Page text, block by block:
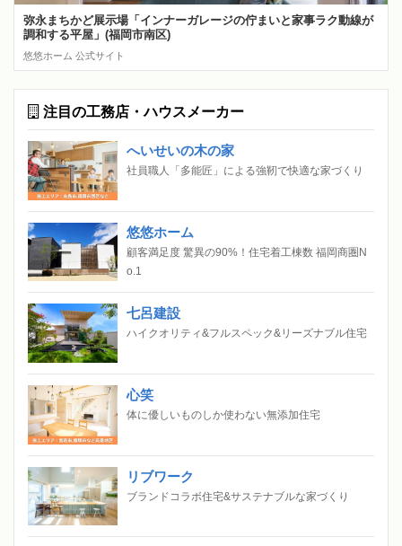
弥永まちかど展示場「インナーガレージの佇まいと家事ラク動線が
調和する平屋」(福岡市南区)
悠悠ホーム 公式サイト
注目の工務店・ハウスメーカー
へいせいの木の家
社員職人「多能匠」による強靭で快適な家づくり
悠悠ホーム
顧客満足度 驚異の90%！住宅着工棟数 福岡商圏N
o.1
七呂建設
ハイクオリティ&フルスペック&リーズナブル住宅
心笑
体に優しいものしか使わない無添加住宅
リブワーク
ブランドコラボ住宅&サステナブルな家づくり